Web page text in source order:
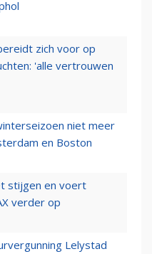
zich voor op
'alle vertrouwen
niet meer
en Boston
stijgen en voert
verder op
Lelystad